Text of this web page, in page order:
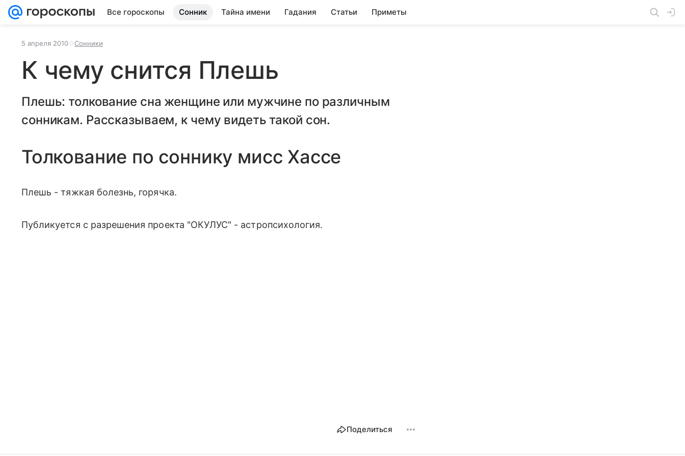
Все гороскопы Сонник Тайна имени Гадания Статьи Приметы
5 апреля 2010 Сонники
К чему снится Плешь
Плешь: толкование сна женщине или мужчине по различным
сонникам. Рассказываем, к чему видеть такой сон.
Толкование по соннику мисс Хассе
Плешь - тяжкая болезнь, горячка.
Публикуется с разрешения проекта "ОКУЛУС" - астропсихология.
Поделиться